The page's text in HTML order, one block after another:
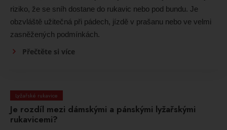
riziko, že se sníh dostane do rukavic nebo pod bundu. Je
obzvláště užitečná při pádech, jízdě v prašanu nebo ve velmi
zasněžených podmínkách.
Přečtěte si více
Lyžařské rukavice
Je rozdíl mezi dámskými a pánskými lyžařskými
rukavicemi?